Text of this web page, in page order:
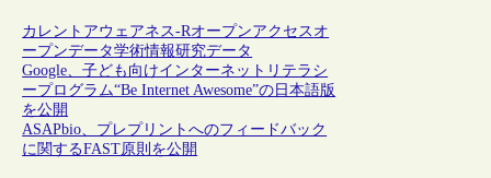
カレントアウェアネス-Rオープンアクセス オ
ープンデータ学術情報研究データ
Google、子ども向けインターネットリテラシ
ープログラム“Be Internet Awesome”の日本語版
を公開
ASAPbio、プレプリントへのフィードバック
に関するFAST原則を公開